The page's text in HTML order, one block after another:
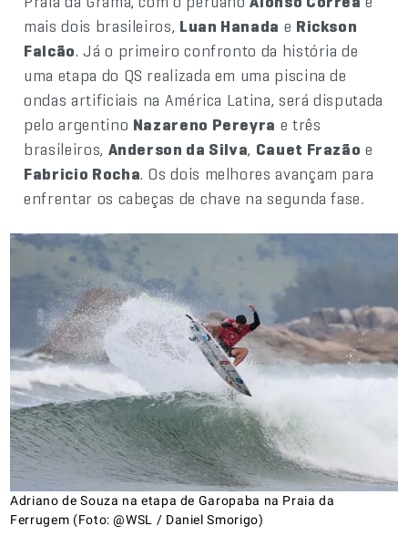
mais dois brasileiros, Luan Hanada e Rickson
Falcão. Já o primeiro confronto da história de
uma etapa do QS realizada em uma piscina de
ondas artificiais na América Latina, será disputada
pelo argentino Nazareno Pereyra e três
brasileiros, Anderson da Silva, Cauet Frazão e
Fabricio Rocha. Os dois melhores avançam para
enfrentar os cabeças de chave na segunda fase.
Adriano de Souza na etapa de Garopaba na Praia da
Ferrugem (Foto: @WSL / Daniel Smorigo)